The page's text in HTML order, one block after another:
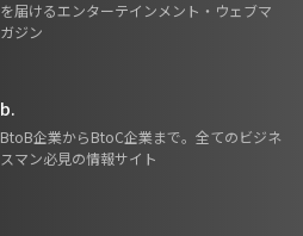
を届けるエンターテインメント・ウェブマ
ガジン
b.
BtoB企業からBtoC企業まで。全てのビジネ
スマン必見の情報サイト